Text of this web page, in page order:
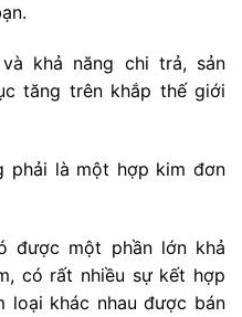
khả năng chi trả, sản
tăng trên khắp thế giới
phải là một hợp kim đơn
được một phần lớn khả
có rất nhiều sự kết hợp
loại khác nhau được bán